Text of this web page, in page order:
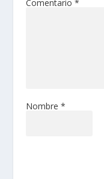
Comentario *
Nombre *